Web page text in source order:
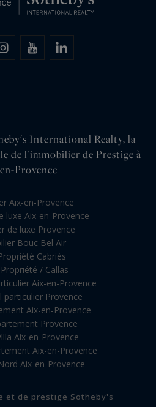
International Realty, la
de l'immobilier de Prestige à
Provence
Aix-en-Provence
luxe Aix-en-Provence
de luxe Provence
Bouc Bel Air
Cabriès
/ Callas
Aix-en-Provence
particulier Provence
Aix-en-Provence
Provence
Aix-en-Provence
Aix-en-Provence
Aix-en-Provence
et de prestige Sotheby's